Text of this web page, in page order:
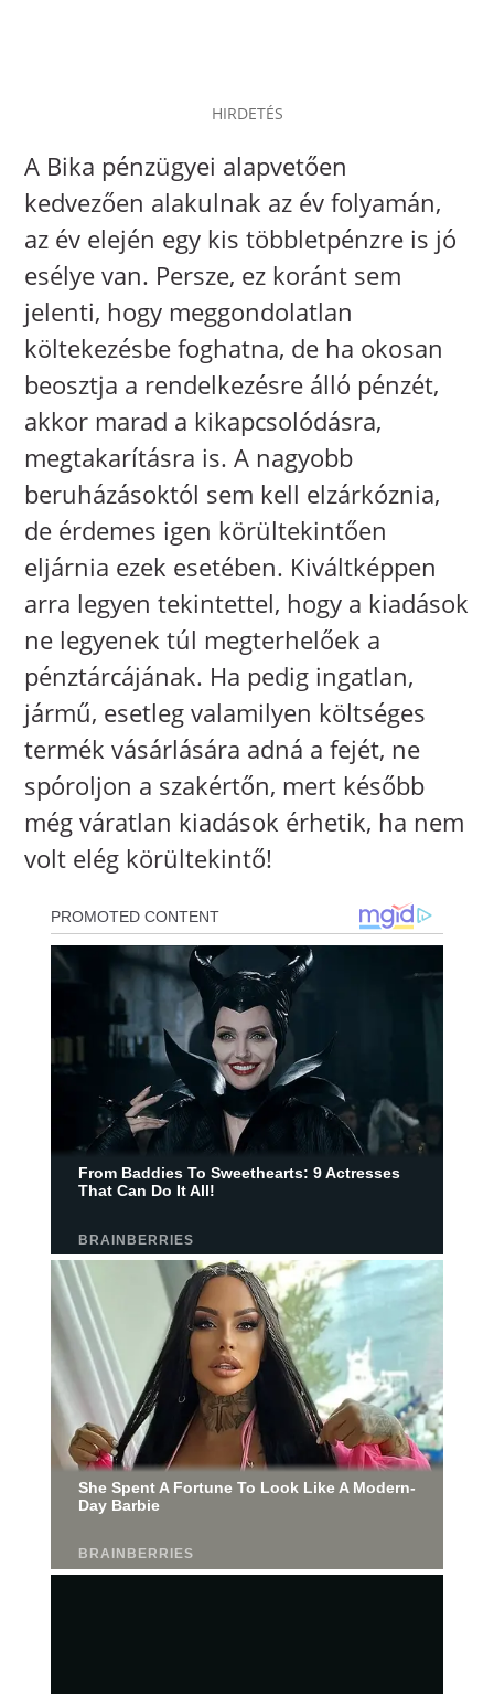
HIRDETÉS
A Bika pénzügyei alapvetően
kedvezően alakulnak az év folyamán,
az év elején egy kis többletpénzre is jó
esélye van. Persze, ez koránt sem
jelenti, hogy meggondolatlan
költekezésbe foghatna, de ha okosan
beosztja a rendelkezésre álló pénzét,
akkor marad a kikapcsolódásra,
megtakarításra is. A nagyobb
beruházásoktól sem kell elzárkóznia,
de érdemes igen körültekintően
eljárnia ezek esetében. Kiváltképpen
arra legyen tekintettel, hogy a kiadások
ne legyenek túl megterhelőek a
pénztárcájának. Ha pedig ingatlan,
jármű, esetleg valamilyen költséges
termék vásárlására adná a fejét, ne
spóroljon a szakértőn, mert később
még váratlan kiadások érhetik, ha nem
volt elég körültekintő!